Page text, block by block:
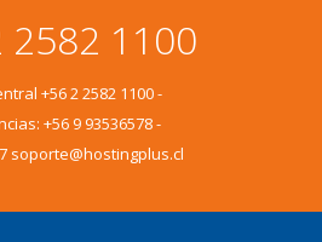
2582 1100
+56 2 2582 1100-
+56 9 93536578-
soporte@hostingplus.cl